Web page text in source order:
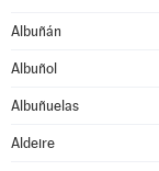
Albuñán
Albuñol
Albuñuelas
Aldeire